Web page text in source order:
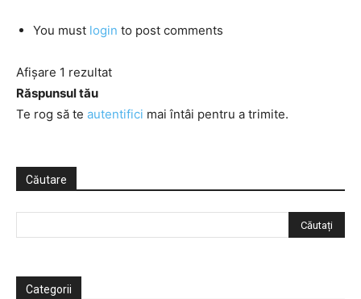
You must login to post comments
Afișare 1 rezultat
Răspunsul tău
Te rog să te autentifici mai întâi pentru a trimite.
Căutare
Categorii